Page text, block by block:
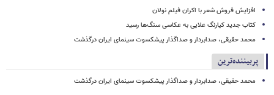
افزایش فروش شعر با اکران فیلم نولان
کتاب جدید کیارنگ علایی به عکاسی سنگ‌ها رسید
محمد حقیقی، صدابردار و صداگذار پیشکسوت سینمای ایران درگذشت
پربیننده‌ترین
محمد حقیقی، صدابردار و صداگذار پیشکسوت سینمای ایران درگذشت